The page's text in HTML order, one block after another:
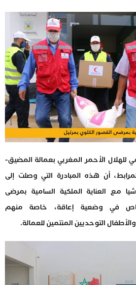
للهلال الأحمر المغربي بعمالة المضيق-
أن هذه المبادرة التي وصلت إلى
مع العناية الملكية السامية بمرضى
في وضعية إعاقة، خاصة منهم
التوحديين المنتمين للعمالة.